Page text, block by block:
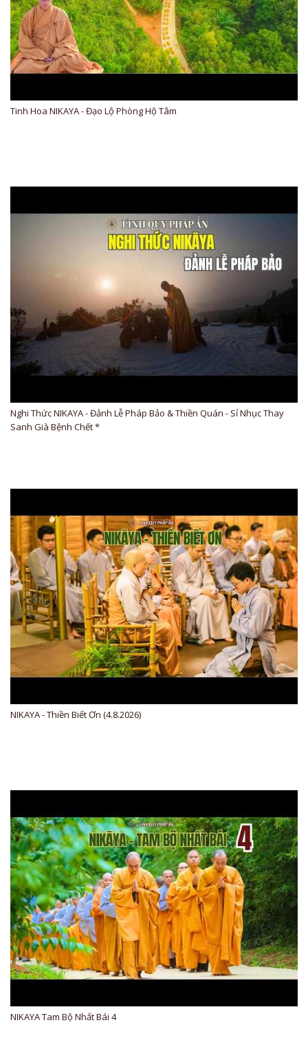
Tinh Hoa NIKAYA - Đạo Lộ Phòng Hộ Tâm
Nghi Thức NIKAYA - Đảnh Lễ Pháp Bảo & Thiền Quán - Sỉ Nhục Thay
Sanh Già Bệnh Chết *
NIKAYA - Thiền Biết Ơn (4.8.2026)
NIKAYA Tam Bộ Nhất Bái 4